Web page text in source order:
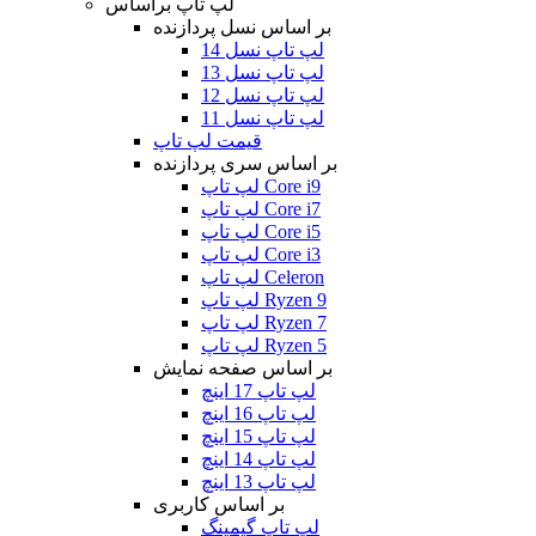
لپ تاپ براساس
بر اساس نسل پردازنده
لپ تاپ نسل 14
لپ تاپ نسل 13
لپ تاپ نسل 12
لپ تاپ نسل 11
قیمت لپ تاپ
بر اساس سری پردازنده
لپ تاپ Core i9
لپ تاپ Core i7
لپ تاپ Core i5
لپ تاپ Core i3
لپ تاپ Celeron
لپ تاپ Ryzen 9
لپ تاپ Ryzen 7
لپ تاپ Ryzen 5
بر اساس صفحه نمایش
لپ تاپ 17 اینچ
لپ تاپ 16 اینچ
لپ تاپ 15 اینچ
لپ تاپ 14 اینچ
لپ تاپ 13 اینچ
بر اساس کاربری
لپ تاپ گیمینگ